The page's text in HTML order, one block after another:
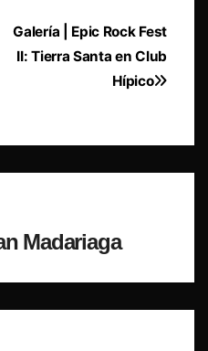
Galería | Epic Rock Fest
II: Tierra Santa en Club
Hípico
Madariaga